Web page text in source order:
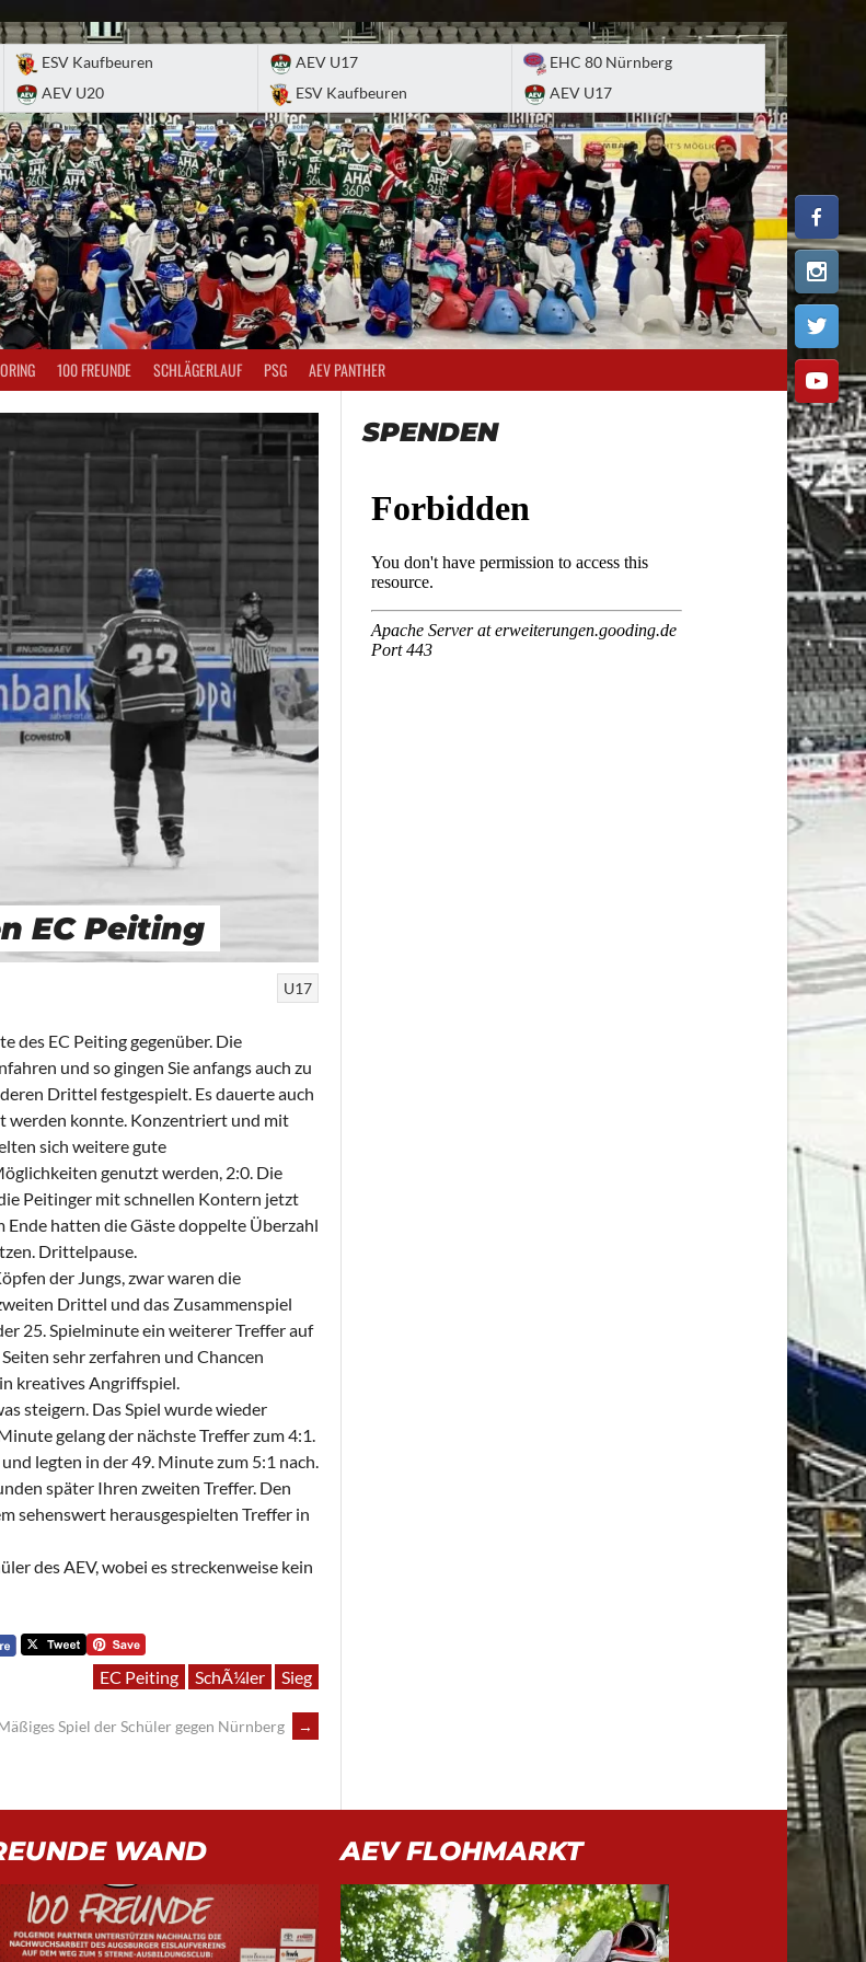
ESV Kaufbeuren
AEV U20
AEV U17
ESV Kaufbeuren
EHC 80 Nürnberg
AEV U17
100 FREUNDE SCHLÄGERLAUF PSG AEV PANTHER
EC Peiting
U17
des EC Peiting gegenüber. Die
und so gingen Sie anfangs auch zu
Drittel festgespielt. Es dauerte auch
werden konnte. Konzentriert und mit
sich weitere gute
genutzt werden, 2:0. Die
Peitinger mit schnellen Kontern jetzt
Ende hatten die Gäste doppelte Überzahl
Drittelpause.
der Jungs, zwar waren die
Drittel und das Zusammenspiel
25. Spielminute ein weiterer Treffer auf
sehr zerfahren und Chancen
kreatives Angriffspiel.
steigern. Das Spiel wurde wieder
gelang der nächste Treffer zum 4:1.
legten in der 49. Minute zum 5:1 nach.
später Ihren zweiten Treffer. Den
sehenswert herausgespielten Treffer in
des AEV, wobei es streckenweise kein
EC Peiting SchÃ¼ler Sieg
Spiel der Schüler gegen Nürnberg →
SPENDEN
WAND AEV FLOHMARKT